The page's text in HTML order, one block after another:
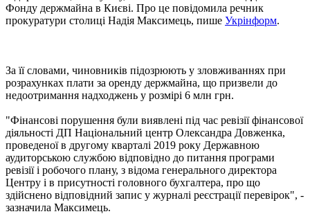
Фонду держмайна в Києві. Про це повідомила речник
прокуратури столиці Надія Максимець, пише Укрінформ.
За її словами, чиновників підозрюють у зловживаннях при
розрахунках плати за оренду держмайна, що призвели до
недоотримання надходжень у розмірі 6 млн грн.
"Фінансові порушення були виявлені під час ревізії фінансової
діяльності ДП Національний центр Олександра Довженка,
проведеної в другому кварталі 2019 року Державною
аудиторською службою відповідно до питання програми
ревізії і робочого плану, з відома генерального директора
Центру і в присутності головного бухгалтера, про що
здійснено відповідний запис у журналі реєстрації перевірок", -
зазначила Максимець.